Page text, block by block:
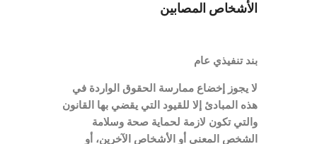
الأشخاص المصابين
بند تنفيذي عام
لا يجوز إخضاع ممارسة الحقوق الواردة في
هذه المبادئ إلا للقيود التي يقضي بها القانون
والتي تكون لازمة لحماية صحة وسلامة
الشخص المعني أو الأشخاص الآخرين، أو